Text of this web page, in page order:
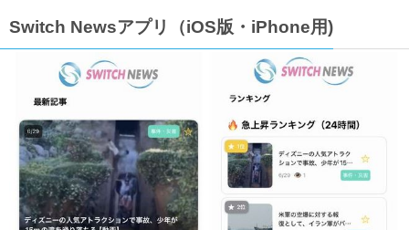
Switch Newsアプリ（iOS版・iPhone用)